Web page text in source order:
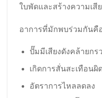
ใบพัดและสร้างความเสี
อาการที่มักพบร่วมกันคื
ปั๊มมีเสียงดังคล้ายกร
เกิดการสั่นสะเทือนผิ
อัตราการไหลลดลง